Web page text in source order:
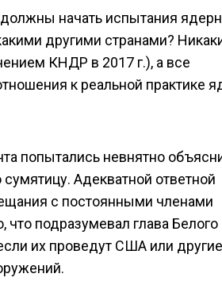
начать испытания
другими странами?
КНДР в 2017 г.), а все
к реальной практике
попытались невнятно
Адекватной ответной
с постоянными членами
что подразумевал глава Белого
их проведут США или другие